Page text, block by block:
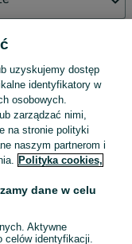
frezów
sierpnia 2026
uzyskujemy dostęp
identyfikatory w
osobowych.
zarządzać nimi,
na stronie polityki
naszym partnerom i
Polityka cookies,
dane w celu
Aktywne
celów identyfikacji.